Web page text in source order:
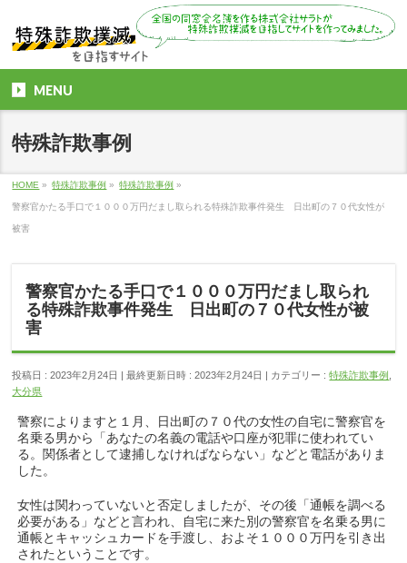
MENU
特殊詐欺事例
HOME » 特殊詐欺事例 » 特殊詐欺事例 »
警察官かたる手口で１０００万円だまし取られる特殊詐欺事件発生 日出町の７０代女性が
被害
警察官かたる手口で１０００万円だまし取られ
る特殊詐欺事件発生 日出町の７０代女性が被
害
投稿日 : 2023年2月24日 最終更新日時 : 2023年2月24日 カテゴリー :特殊詐欺事例
大分県
警察によりますと１月、日出町の７０代の女性の自宅に警察官を
名乗る男から「あなたの名義の電話や口座が犯罪に使われてい
る。関係者として逮捕しなければならない」などと電話がありま
した。
女性は関わっていないと否定しましたが、その後「通帳を調べる
必要がある」などと言われ、自宅に来た別の警察官を名乗る男に
通帳とキャッシュカードを手渡し、およそ１０００万円を引き出
されたということです。